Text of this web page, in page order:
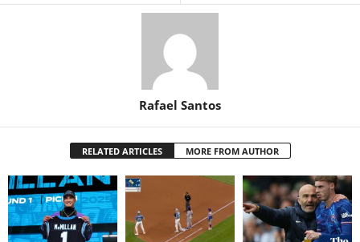
Rafael Santos
RELATED ARTICLES MORE FROM AUTHOR